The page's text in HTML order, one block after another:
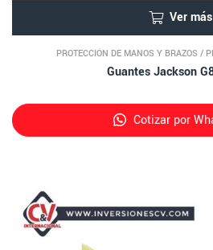
Ver más
PROTECCIÓN DE MANOS Y BRAZOS /
Guantes Jackson
Cotizar por